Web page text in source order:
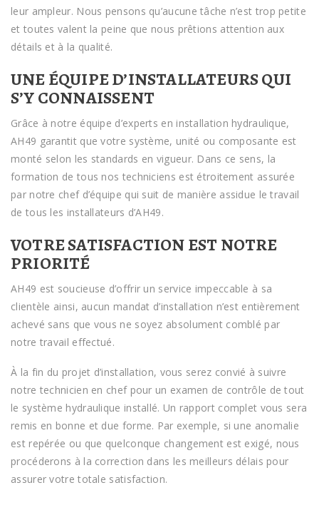
leur ampleur. Nous pensons qu’aucune tâche n’est trop petite
et toutes valent la peine que nous prêtions attention aux
détails et à la qualité.
UNE ÉQUIPE D’INSTALLATEURS QUI
S’Y CONNAISSENT
Grâce à notre équipe d’experts en installation hydraulique,
AH49 garantit que votre système, unité ou composante est
monté selon les standards en vigueur. Dans ce sens, la
formation de tous nos techniciens est étroitement assurée
par notre chef d’équipe qui suit de manière assidue le travail
de tous les installateurs d’AH49.
VOTRE SATISFACTION EST NOTRE
PRIORITÉ
AH49 est soucieuse d’offrir un service impeccable à sa
clientèle ainsi, aucun mandat d’installation n’est entièrement
achevé sans que vous ne soyez absolument comblé par
notre travail effectué.
À la fin du projet d’installation, vous serez convié à suivre
notre technicien en chef pour un examen de contrôle de tout
le système hydraulique installé. Un rapport complet vous sera
remis en bonne et due forme. Par exemple, si une anomalie
est repérée ou que quelconque changement est exigé, nous
procéderons à la correction dans les meilleurs délais pour
assurer votre totale satisfaction.